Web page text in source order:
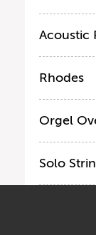
Acoustic
Rhodes
Orgel
Solo